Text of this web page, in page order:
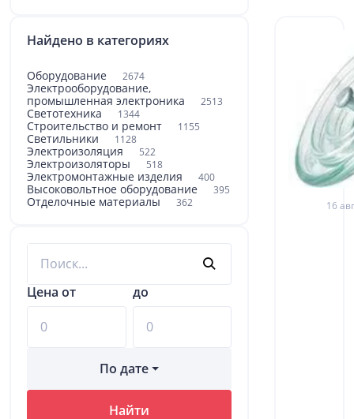
Найдено в категориях
Оборудование 2674
Электрооборудование,
промышленная электроника
2513
Светотехника 1344
Строительство и ремонт 1155
Светильники 1128
Электроизоляция 522
Электроизоляторы 518
Электромонтажные изделия 400
Высоковольтное оборудование 395
Отделочные материалы 362
Цена от до
По дате
Найти
16